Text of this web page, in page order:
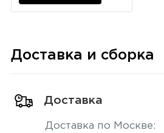
Доставка и сборка
Доставка
Доставка по Москве: